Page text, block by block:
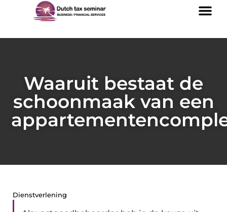
Waaruit bestaat de
schoonmaak van een
Dienstverlening